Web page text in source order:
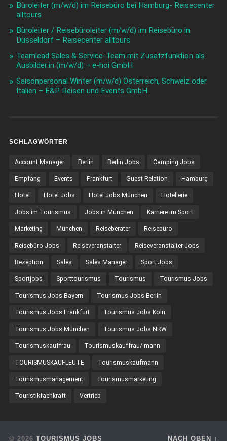
Büroleiter (m/w/d) im Reisebüro bei Hamburg- Reisecenter
alltours
Büroleiter / Reisebüroleiter (m/w/d) im Reisebüro in
Düsseldorf – Reisecenter alltours
Teamlead Sales & Service-Team mit Zusatzfunktion als
Ausbilder:in (m/w/d) – e-hoi GmbH
Saisonpersonal Winter (m/w/d) Österreich, Schweiz oder
Italien – E&P Reisen und Events GmbH
SCHLAGWÖRTER
Account Manager Berlin Berlin Jobs Camping Jobs
Empfang Events Frankfurt Guest Relation Hamburg
Hotel Hotel Jobs Hotel Jobs München Hotellerie
Jobs im Tourismus Jobs in München Karriere im Sport
Marketing München Reiseberater Reisebüro
Reisebüro Jobs Reiseveranstalter Reiseveranstalter Jobs
Rezeption Sales Sales Manager Sport Jobs
Sportjobs Sporttourismus Tourismus Tourismus Jobs
Tourismus Jobs Bayern Tourismus Jobs Berlin
Tourismus Jobs Frankfurt Tourismus Jobs Köln
Tourismus Jobs München Tourismus Jobs NRW
Tourismuskauffrau Tourismuskauffrau/-mann
TOURISMUSKAUFLEUTE Tourismuskaufmann
Tourismusmanagement Tourismusmarketing
Touristikfachkraft Vertrieb
© 2026 TOURISMUS JOBS NACH OBEN ↑